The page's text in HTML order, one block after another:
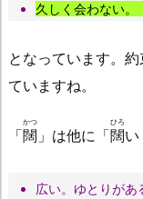
久しく会わない。
となっています。
ていますね。
「闊
かつ
」は他に「闊
ひろ
い
広い。ゆとりがあ